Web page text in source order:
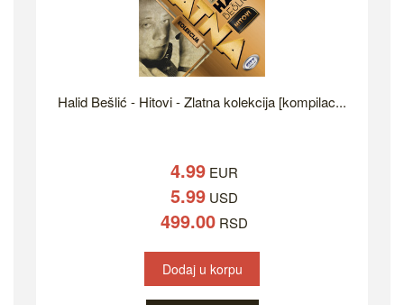
Halid Bešlić - Hitovi - Zlatna kolekcija [kompilac...
4.99 EUR
5.99 USD
499.00 RSD
Dodaj u korpu